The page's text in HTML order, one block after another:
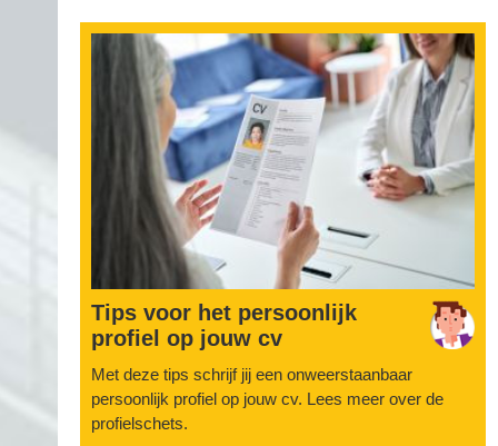
Tips voor het persoonlijk
profiel op jouw cv
Met deze tips schrijf jij een onweerstaanbaar
persoonlijk profiel op jouw cv. Lees meer over de
profielschets.